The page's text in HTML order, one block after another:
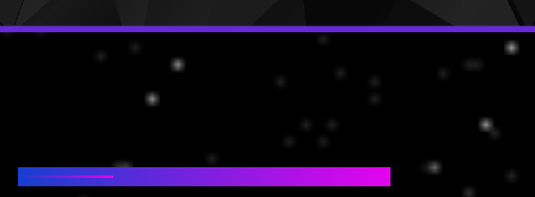
CREARE SITE WEB TIMISOARA